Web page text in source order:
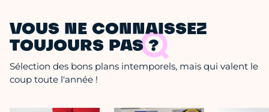
VOUS NE CONNAISSEZ
TOUJOURS PAS ?
Sélection des bons plans intemporels, mais qui valent le
coup toute l'année !